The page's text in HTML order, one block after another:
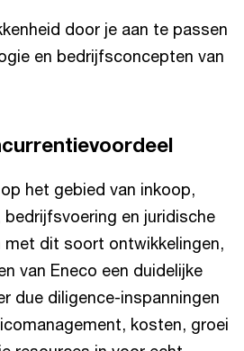
door je aan te passen
en bedrijfsconcepten van
het gebied van inkoop,
en juridische
met dit soort ontwikkelingen,
van Eneco een duidelijke
due diligence-inspanningen
kosten, groei